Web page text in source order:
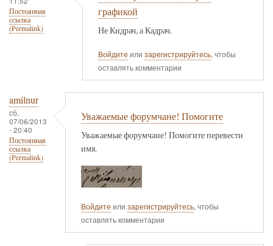
Постоянная
ссылка
(Permalink)
графикой
Не Кидрач, а Кадрач.
Войдите или зарегистрируйтесь, чтобы
оставлять комментарии
amilnur
сб,
07/06/2013
- 20:40
Постоянная
ссылка
(Permalink)
Уважаемые форумчане! Помогите
Уважаемые форумчане! Помогите перевести
имя.
Войдите или зарегистрируйтесь, чтобы
оставлять комментарии